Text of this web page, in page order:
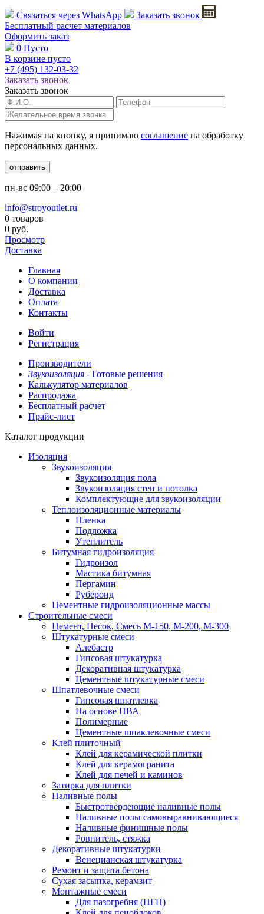
Связаться через WhatsApp
Заказать звонок
Бесплатный расчет материалов
Оформить заказ
0 Пусто
В корзине пусто
+7 (495) 132-03-32
Заказать звонок
Заказать звонок
Нажимая на кнопку, я принимаю соглашение на обработку
персональных данных.
отправить
пн-вс 09:00 – 20:00
info@stroyoutlet.ru
0 товаров
0 руб.
Просмотр
Доставка
Главная
О компании
Доставка
Оплата
Контакты
Войти
Регистрация
Производители
Звукоизоляция - Готовые решения
Калькулятор материалов
Распродажа
Бесплатный расчет
Прайс-лист
Каталог продукции
Изоляция
Звукоизоляция
Звукоизоляция пола
Звукоизоляция стен и потолка
Комплектующие для звукоизоляции
Теплоизоляционные материалы
Пленка
Подложка
Утеплитель
Битумная гидроизоляция
Гидроизол
Мастика битумная
Пергамин
Рубероид
Цементные гидроизоляционные массы
Строительные смеси
Цемент, Песок, Смесь М-150, М-200, М-300
Штукатурные смеси
Алебастр
Гипсовая штукатурка
Декоративная штукатурка
Цементные штукатурные смеси
Шпатлевочные смеси
Гипсовая шпатлевка
На основе ПВА
Полимерные
Цементные шпаклевочные смеси
Клей плиточный
Клей для керамической плитки
Клей для керамогранита
Клей для печей и каминов
Затирка для плитки
Наливные полы
Быстротвердеющие наливные полы
Наливные полы самовыравнивающиеся
Наливные финишные полы
Ровнитель, стяжка
Декоративные штукатурки
Венецианская штукатурка
Ремонт и защита бетона
Сухая засыпка, керамзит
Монтажные смеси
Для пазогребня (ПГП)